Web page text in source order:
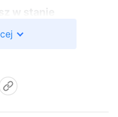
w stanie
taką osobę.